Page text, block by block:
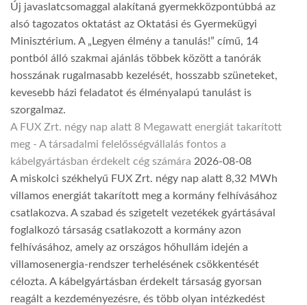
Új javaslatcsomaggal alakítaná gyermekközpontúbbá az
alsó tagozatos oktatást az Oktatási és Gyermekügyi
Minisztérium. A „Legyen élmény a tanulás!” című, 14
pontból álló szakmai ajánlás többek között a tanórák
hosszának rugalmasabb kezelését, hosszabb szüneteket,
kevesebb házi feladatot és élményalapú tanulást is
szorgalmaz.
A FUX Zrt. négy nap alatt 8 Megawatt energiát takarított
meg - A társadalmi felelősségvállalás fontos a
kábelgyártásban érdekelt cég számára 2026-08-08
A miskolci székhelyű FUX Zrt. négy nap alatt 8,32 MWh
villamos energiát takarított meg a kormány felhívásához
csatlakozva. A szabad és szigetelt vezetékek gyártásával
foglalkozó társaság csatlakozott a kormány azon
felhívásához, amely az országos hőhullám idején a
villamosenergia-rendszer terhelésének csökkentését
célozta. A kábelgyártásban érdekelt társaság gyorsan
reagált a kezdeményezésre, és több olyan intézkedést